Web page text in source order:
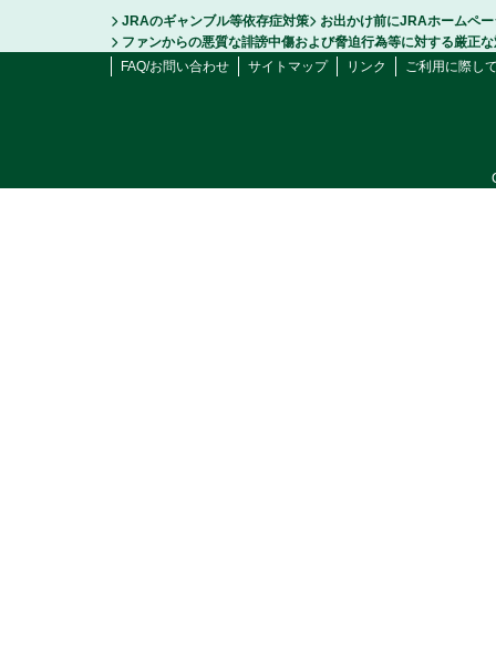
JRAのギャンブル等依存症対策
お出かけ前にJRAホームペ
ファンからの悪質な誹謗中傷および脅迫行為等に対する厳正
FAQ/お問い合わせ
サイトマップ リンク ご利用に際し